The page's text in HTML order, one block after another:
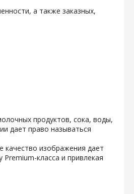
а также заказных,
продуктов, сока, воды,
дает право называться
качество изображения дает
класса и привлекая